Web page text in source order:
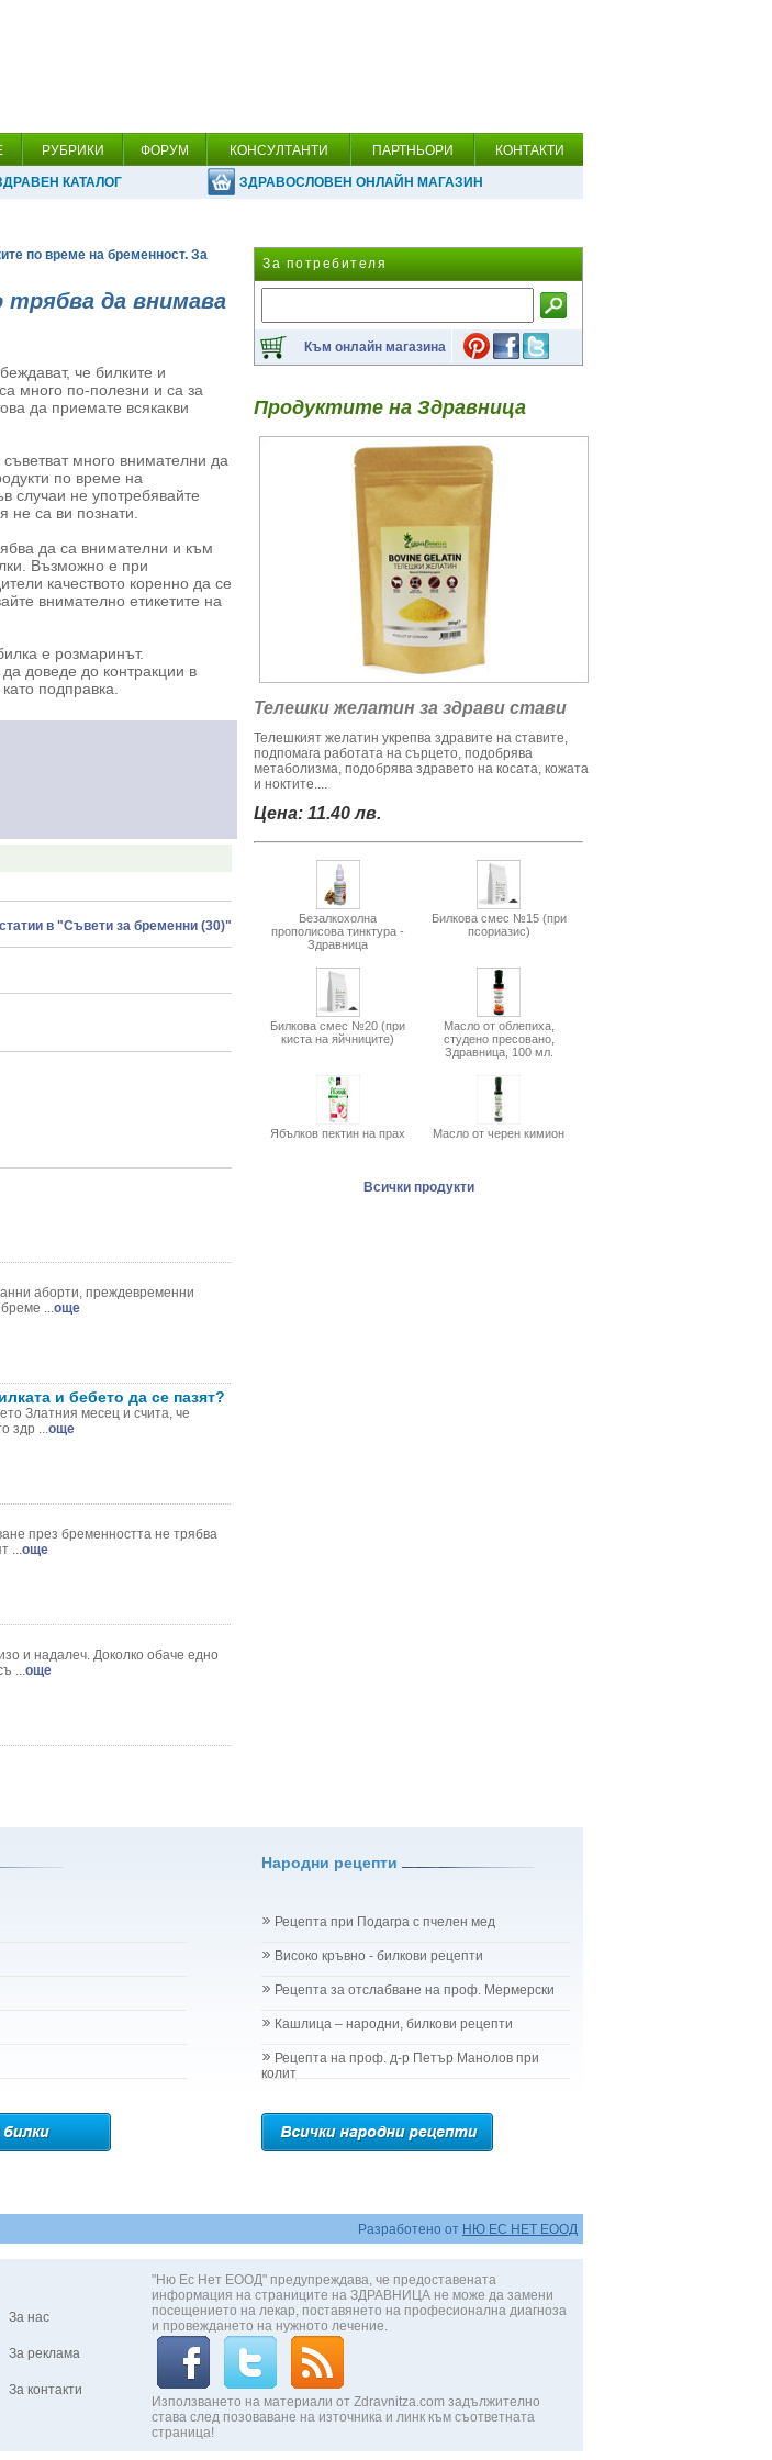
РУБРИКИ ФОРУМ КОНСУЛТАНТИ ПАРТНЬОРИ КОНТАКТИ
КАТАЛОГ ЗДРАВОСЛОВЕН ОНЛАЙН МАГАЗИН
по време на бременност. За
трябва да внимава
че билките и
много по-полезни и са за
да приемате всякакви
много внимателни да
по време на
случаи не употребявайте
не са ви познати.
да са внимателни и към
Възможно е при
качеството коренно да се
внимателно етикетите на
е розмаринът.
доведе до контракции в
подправка.
в "Съвети за бременни (30)"
аборти, преждевременни
...още
и бебето да се пазят?
Златния месец и счита, че
здр ...още
през бременността не трябва
...още
и надалеч. Доколко обаче едно
...още
За потребителя
Към онлайн магазина
Продуктите на Здравница
Телешки желатин за здрави стави
Телешкият желатин укрепва здравите на ставите,
подпомага работата на сърцето, подобрява
метаболизма, подобрява здравето на косата, кожата
и ноктите....
Цена: 11.40 лв.
Безалкохолна
прополисова тинктура -
Здравница
Билкова смес №15 (при
псориазис)
Билкова смес №20 (при
киста на яйчниците)
Масло от облепиха,
студено пресовано,
Здравница, 100 мл.
Ябълков пектин на прах Масло от черен кимион
Всички продукти
Народни рецепти
Рецепта при Подагра с пчелен мед
Високо кръвно - билкови рецепти
Рецепта за отслабване на проф. Мермерски
Кашлица – народни, билкови рецепти
Рецепта на проф. д-р Петър Манолов при
колит
Разработено от НЮ ЕС НЕТ ЕООД
"Ню Ес Нет ЕООД" предупреждава, че предоставената
информация на страниците на ЗДРАВНИЦА не може да замени
посещението на лекар, поставянето на професионална диагноза
и провеждането на нужното лечение.
Използването на материали от Zdravnitza.com задължително
става след позоваване на източника и линк към съответната
страница!
За нас
За реклама
За контакти